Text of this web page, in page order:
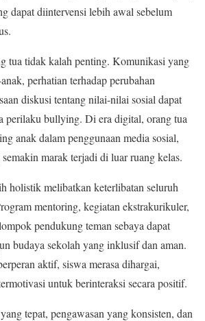
dapat diintervensi lebih awal sebelum
tua tidak kalah penting. Komunikasi yang
perhatian terhadap perubahan
diskusi tentang nilai-nilai sosial dapat
perilaku bullying. Di era digital, orang tua
anak dalam penggunaan media sosial,
marak terjadi di luar ruang kelas.
holistik melibatkan keterlibatan seluruh
mentoring, kegiatan ekstrakurikuler,
pendukung teman sebaya dapat
budaya sekolah yang inklusif dan aman.
aktif, siswa merasa dihargai,
untuk berinteraksi secara positif.
tepat, pengawasan yang konsisten, dan